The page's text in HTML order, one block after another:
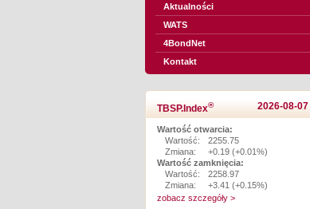
Aktualności
WATS
4BondNet
Kontakt
TBSP.Index® 2026-08-07
Wartość otwarcia:
Wartość:
2255.75
Zmiana:
+0.19 (+0.01%)
Wartość zamknięcia:
Wartość:
2258.97
Zmiana:
+3.41 (+0.15%)
zobacz szczegóły >